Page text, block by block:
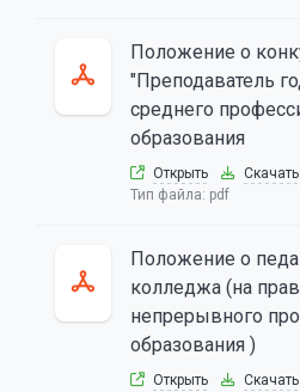
Положение о
"Преподаватель
среднего
образования
Открыть Скачать
Тип файла: pdf
Положение о
колледжа (на
непрерывного
образования )
Открыть Скачать